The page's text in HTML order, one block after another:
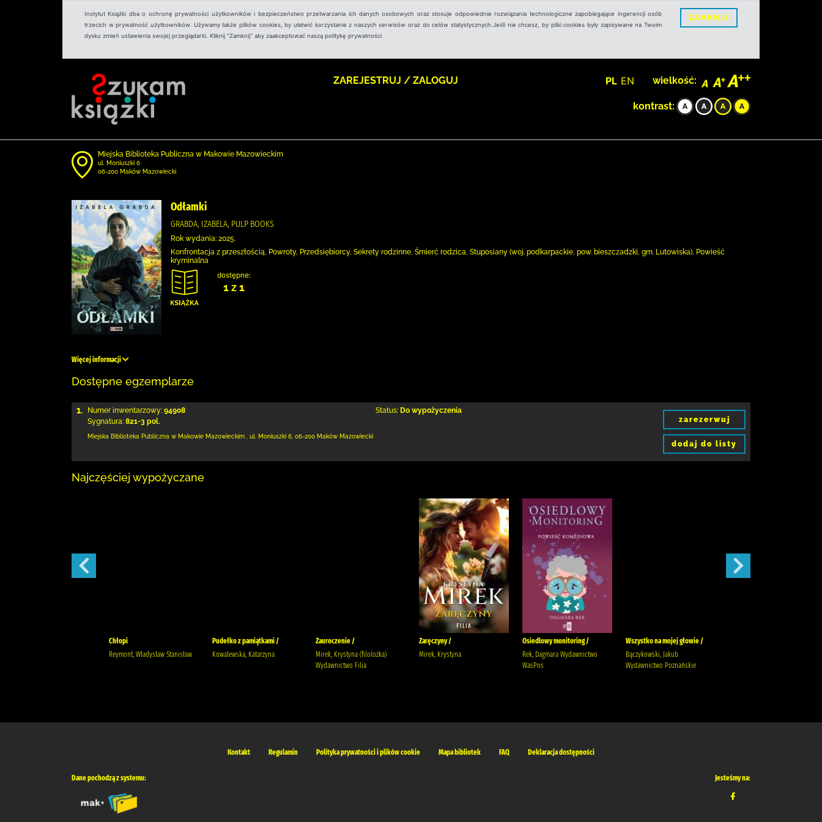
Instytut Książki dba o ochronę prywatności użytkowników i bezpieczeństwo przetwarzania ich danych osobowych oraz stosuje odpowiednie rozwiązania technologiczne zapobiegające ingerencji osób
trzecich w prywatność użytkowników. Używamy także plików cookies, by ułatwić korzystanie z naszych serwisów oraz do celów statystycznych.Jeśli nie chcesz, by pliki cookies były zapisywane na Twoim
dysku zmień ustawienia swojej przeglądarki. Kliknij "Zamknij" aby zaakceptować naszą politykę prywatności.
ZAMKNIJ
ZAREJESTRUJ / ZALOGUJ PL EN wielkość:
kontrast:
Miejska Biblioteka Publiczna w Makowie Mazowieckim
ul. Moniuszki 6
06-200 Maków Mazowiecki
Odłamki
GRABDA, IZABELA, PULP BOOKS
Rok wydania: 2025.
Konfrontacja z przeszłością, Powroty, Przedsiębiorcy, Sekrety rodzinne, Śmierć rodzica, Stuposiany (woj. podkarpackie, pow. bieszczadzki, gm. Lutowiska), Powieść
kryminalna
dostępne:
1 z 1
Więcej informacji
Dostępne egzemplarze
1. Numer inwentarzowy: 94908
Sygnatura: 821-3 pol.
Status: Do wypożyczenia
Miejska Biblioteka Publiczna w Makowie Mazowieckim ul. Moniuszki 6 06-200 Maków Mazowiecki
zarezerwuj
dodaj do listy
Najczęściej wypożyczane
Chłopi
Reymont, Władysław Stanisław
Pudełko z pamiątkami /
Kowalewska, Katarzyna
Zauroczenie /
Mirek, Krystyna (filolożka)
Wydawnictwo Filia
Zaręczyny /
Mirek, Krystyna
Osiedlowy monitoring /
Rek, Dagmara Wydawnictwo
WasPos
Wszystko na mojej głowie /
Bączykowski, Jakub
Wydawnictwo Poznańskie
Kontakt Regulamin Polityka prywatności i plików cookie Mapa bibliotek FAQ Deklaracja dostępności
Dane pochodzą z systemu: Jesteśmy na: